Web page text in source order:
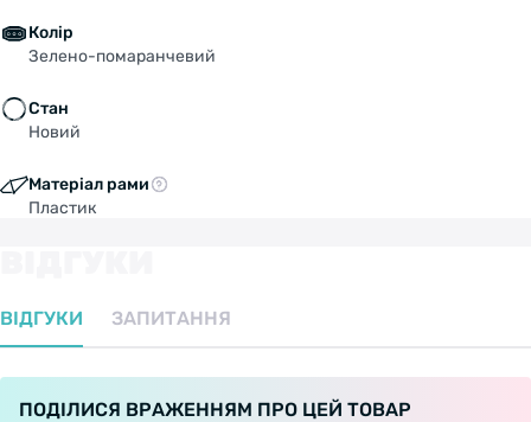
Колір
Зелено-помаранчевий
Стан
Новий
Матеріал рами
Пластик
ВІДГУКИ ЗАПИТАННЯ
ПОДІЛИСЯ ВРАЖЕННЯМ ПРО ЦЕЙ ТОВАР